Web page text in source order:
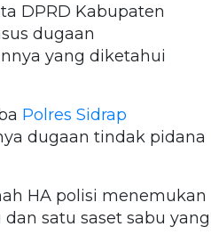
DPRD Kabupaten
dugaan
yang diketahui
Polres Sidrap
dugaan tindak pidana
HA polisi menemukan
satu saset sabu yang